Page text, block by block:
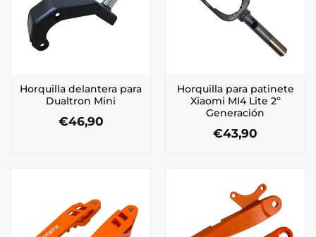
Horquilla delantera para
Dualtron Mini
€46,90
Horquilla para patinete
Xiaomi MI4 Lite 2º
Generación
€43,90